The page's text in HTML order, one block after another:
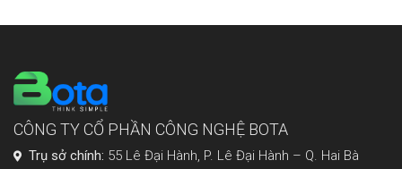
CÔNG TY CỔ PHẦN CÔNG NGHỆ BOTA
Trụ sở chính: 55 Lê Đại Hành, P. Lê Đại Hành – Q. Hai Bà